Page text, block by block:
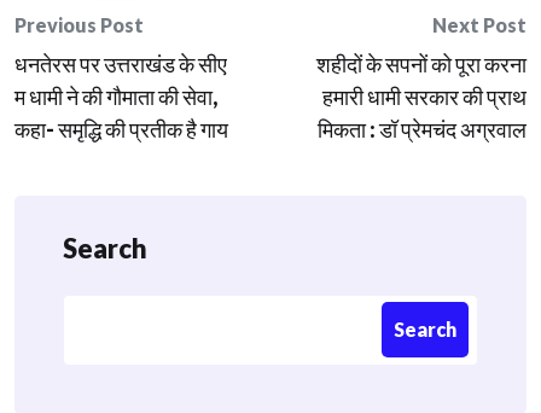
Post
navigation
Previous Post
धनतेरस पर उत्तराखंड के सीए
म धामी ने की गौमाता की सेवा,
कहा- समृद्धि की प्रतीक है गाय
Next Post
शहीदों के सपनों को पूरा करना
हमारी धामी सरकार की प्राथ
मिकता : डॉ प्रेमचंद अग्रवाल
Search
Search